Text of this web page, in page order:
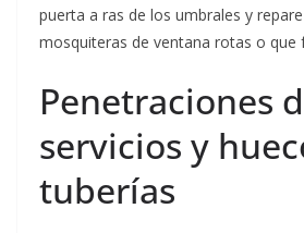
puerta a ras de los umbrales y
mosquiteras de ventana rotas o que
Penetraciones
servicios y
tuberías